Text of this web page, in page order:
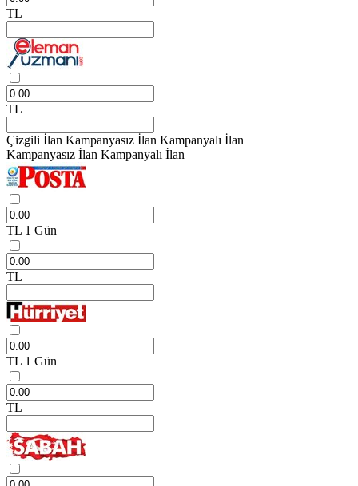
TL
TL
Çizgili İlan Kampanyasız İlan Kampanyalı İlan
Kampanyasız İlan Kampanyalı İlan
TL 1 Gün
TL
TL 1 Gün
TL